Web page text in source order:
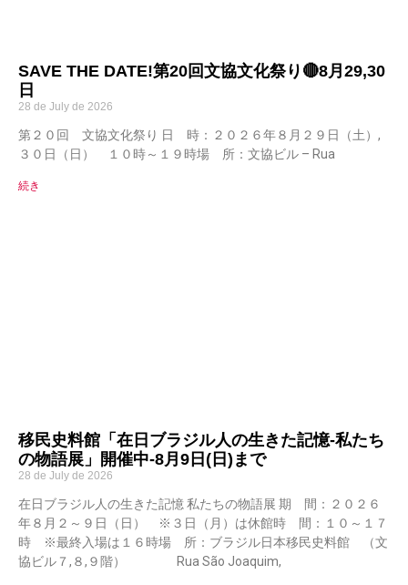
SAVE THE DATE!第20回文協文化祭り🔴8月29,30
日
28 de July de 2026
第２０回 文協文化祭り 日 時：２０２６年８月２９日（土）,
３０日（日） １０時～１９時場 所：文協ビル – Rua
続き
移民史料館「在日ブラジル人の生きた記憶-私たち
の物語展」開催中-8月9日(日)まで
28 de July de 2026
在日ブラジル人の生きた記憶 私たちの物語展 期 間：２０２６
年８月２～９日（日） ※３日（月）は休館時 間：１０～１７
時 ※最終入場は１６時場 所：ブラジル日本移民史料館 （文
協ビル７,８,９階） Rua São Joaquim,